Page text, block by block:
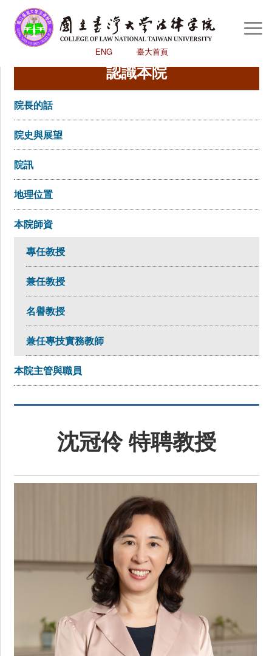
ENG 臺大首頁
回首頁
學術研究
評鑑
認識本院
院長的話
院史與展望
院訊
地理位置
本院師資
專任教授
兼任教授
名譽教授
兼任專技實務教師
本院主管與職員
沈冠伶 特聘教授